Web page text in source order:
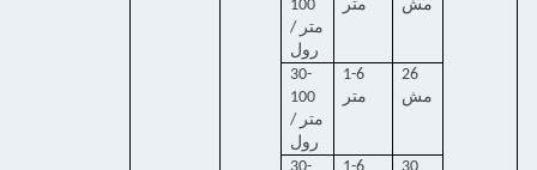
مش
متر
100
متر /
رول
26
مش
1-6
متر
30-
100
متر /
رول